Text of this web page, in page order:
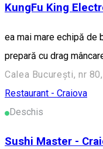
KungFu King
ea mai mare echipă de
prepară cu drag
Calea București, nr
Restaurant - Craiova
Deschis
Sushi Master -